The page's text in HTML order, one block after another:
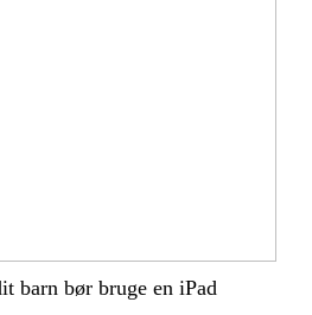
barn bør bruge en iPad